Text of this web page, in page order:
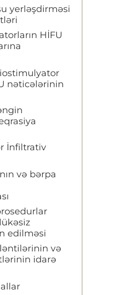
yerləşdirməsi
HİFU
nəticələrinin
İnfiltrativ
və bərpa
edilməsi
və
idarə